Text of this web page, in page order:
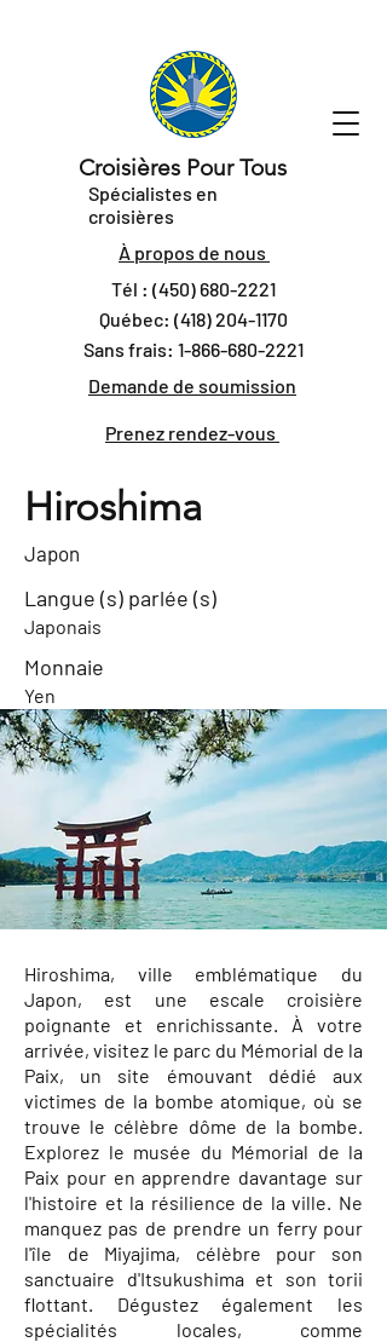
Croisières Pour Tous
Spécialistes en
croisières
À propos de nous
Tél : (450) 680-2221
Québec: (418) 204-1170
Sans frais: 1-866-680-2221
Demande de soumission
Prenez rendez-vous
Hiroshima
Japon
Langue (s) parlée (s)
Japonais
Monnaie
Yen
Hiroshima, ville emblématique du
Japon, est une escale croisière
poignante et enrichissante. À votre
arrivée, visitez le parc du Mémorial de la
Paix, un site émouvant dédié aux
victimes de la bombe atomique, où se
trouve le célèbre dôme de la bombe.
Explorez le musée du Mémorial de la
Paix pour en apprendre davantage sur
l'histoire et la résilience de la ville. Ne
manquez pas de prendre un ferry pour
l'île de Miyajima, célèbre pour son
sanctuaire d'Itsukushima et son torii
flottant. Dégustez également les
spécialités locales, comme